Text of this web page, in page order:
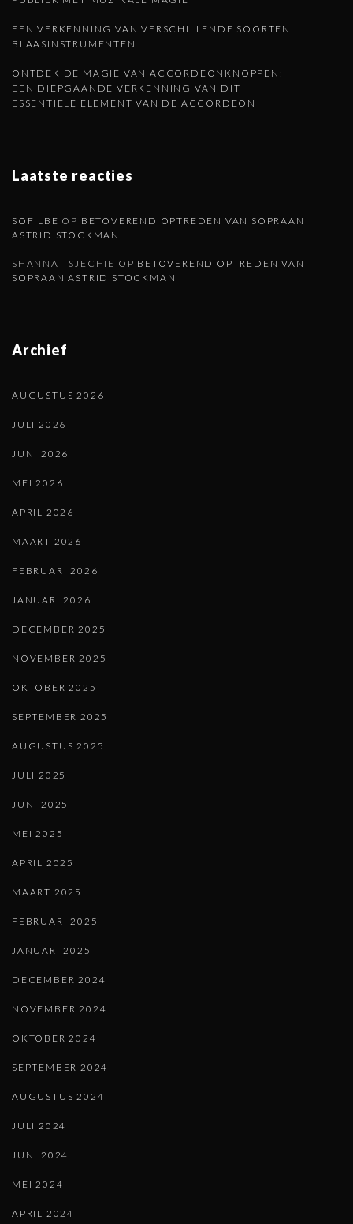
EEN VERKENNING VAN VERSCHILLENDE SOORTEN
BLAASINSTRUMENTEN
ONTDEK DE MAGIE VAN ACCORDEONKNOPPEN:
EEN DIEPGAANDE VERKENNING VAN DIT
ESSENTIËLE ELEMENT VAN DE ACCORDEON
Laatste reacties
SOFILBE OP BETOVEREND OPTREDEN VAN SOPRAAN
ASTRID STOCKMAN
SHANNA TSJECHIE OP BETOVEREND OPTREDEN VAN
SOPRAAN ASTRID STOCKMAN
Archief
AUGUSTUS 2026
JULI 2026
JUNI 2026
MEI 2026
APRIL 2026
MAART 2026
FEBRUARI 2026
JANUARI 2026
DECEMBER 2025
NOVEMBER 2025
OKTOBER 2025
SEPTEMBER 2025
AUGUSTUS 2025
JULI 2025
JUNI 2025
MEI 2025
APRIL 2025
MAART 2025
FEBRUARI 2025
JANUARI 2025
DECEMBER 2024
NOVEMBER 2024
OKTOBER 2024
SEPTEMBER 2024
AUGUSTUS 2024
JULI 2024
JUNI 2024
MEI 2024
APRIL 2024